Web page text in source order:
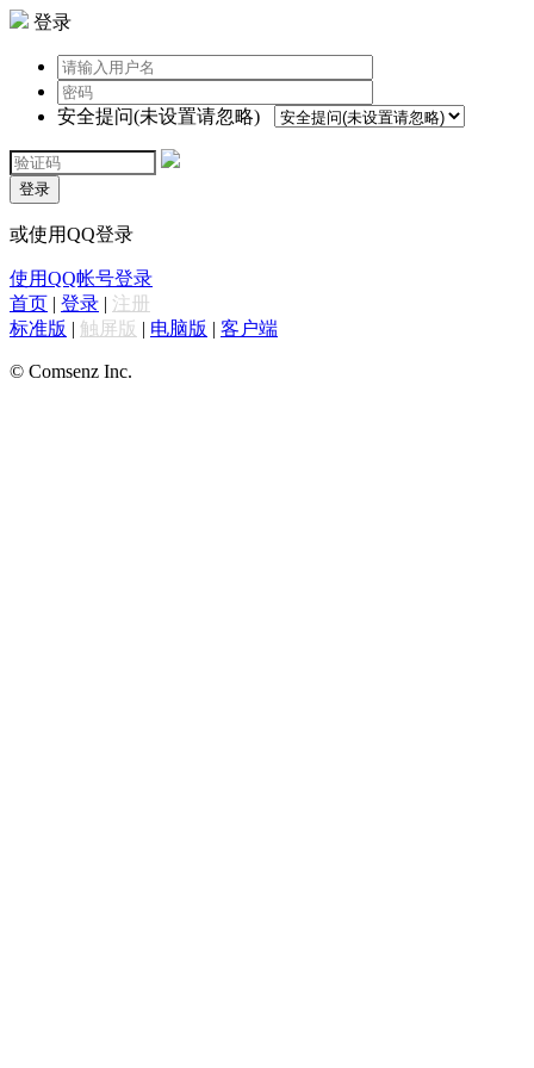
登录
安全提问(未设置请忽略)
登录
或使用QQ登录
使用QQ帐号登录
首页 | 登录 | 注册
标准版 | 触屏版 | 电脑版 | 客户端
© Comsenz Inc.